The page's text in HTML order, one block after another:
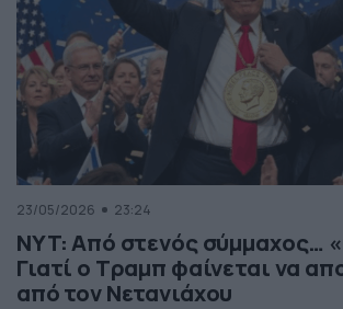
23/05/2026 23:24
NYT: Από στενός σύμμαχος…
Γιατί ο Τραμπ φαίνεται να
από τον Νετανιάχου